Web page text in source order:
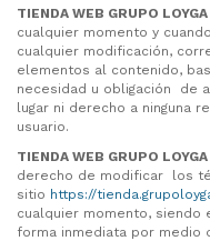
TIENDA WEB GRUPO
cualquier momento y
cualquier modificación,
elementos al contenido,
necesidad u obligación de
lugar ni derecho a ninguna
usuario.
TIENDA WEB GRUPO
derecho de modificar los
sitio https://
cualquier momento, siendo
forma inmediata por medio